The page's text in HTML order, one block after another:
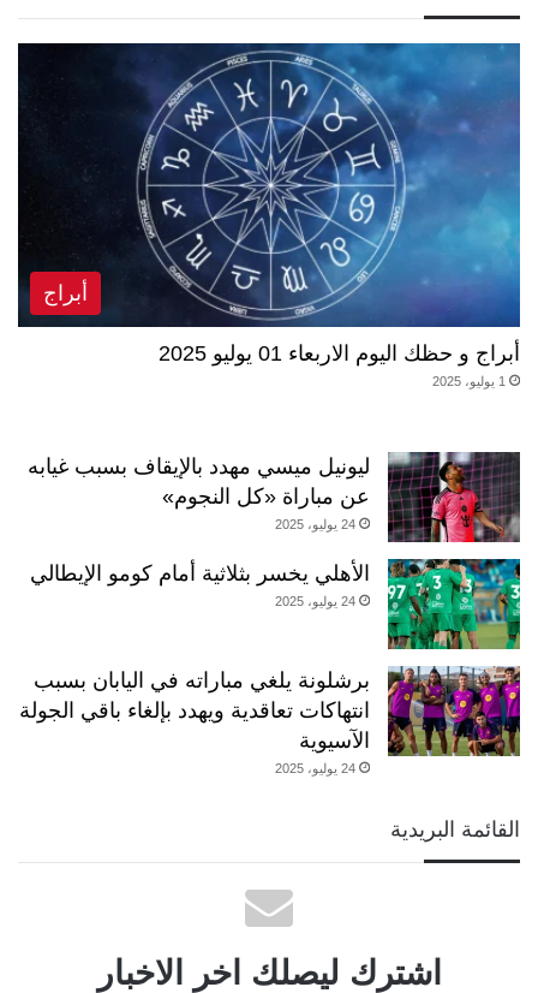
أبراج
أبراج و حظك اليوم الاربعاء 01 يوليو 2025
1 يوليو، 2025
ليونيل ميسي مهدد بالإيقاف بسبب غيابه
عن مباراة «كل النجوم»
24 يوليو، 2025
الأهلي يخسر بثلاثية أمام كومو الإيطالي
24 يوليو، 2025
برشلونة يلغي مباراته في اليابان بسبب
انتهاكات تعاقدية ويهدد بإلغاء باقي الجولة
الآسيوية
24 يوليو، 2025
القائمة البريدية
اشترك ليصلك اخر الاخبار